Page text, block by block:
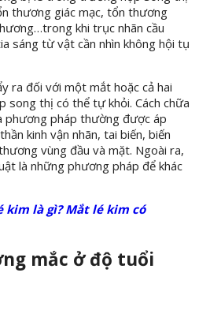
thương giác mạc, tổn thương
khi trục nhãn cầu
sáng từ vật cần nhìn không hội tụ
ra đối với một mắt hoặc cả hai
thị có thể tự khỏi. Cách chữa
phương pháp thường được áp
kinh vận nhãn, tai biến, biến
vùng đầu và mặt. Ngoài ra,
là những phương pháp để khác
kim là gì? Mắt lé kim có
mắc ở độ tuổi